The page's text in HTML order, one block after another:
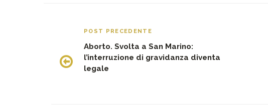
POST PRECEDENTE
Aborto. Svolta a San Marino:
l’interruzione di gravidanza diventa
legale